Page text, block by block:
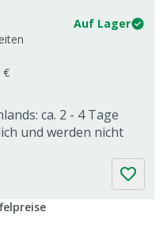
Auf Lager
€
ca. 2 - 4 Tage
und werden nicht